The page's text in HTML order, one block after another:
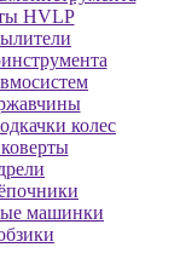
HVLP
колес
машинки